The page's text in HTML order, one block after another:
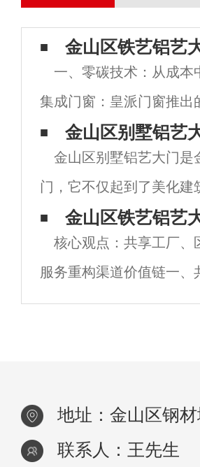
金山区铁艺铝艺
一、零碳技术：从成本
集成门窗：皇派门窗推出
已达22%，结合真空玻璃
95%再生铝材，成功降
用于万科“光储直柔”社区
金山区别墅铝艺
金山区别墅铝艺大门是
门，它不仅起到了美化
全性和实用性。铝艺大
样而备受青睐，成为现
金山区铁艺铝艺
核心观点：共享工厂、
服务重构渠道价值链一、
厂商产能困局集兴全铝案
地址：金山区钢
联系人：王先生